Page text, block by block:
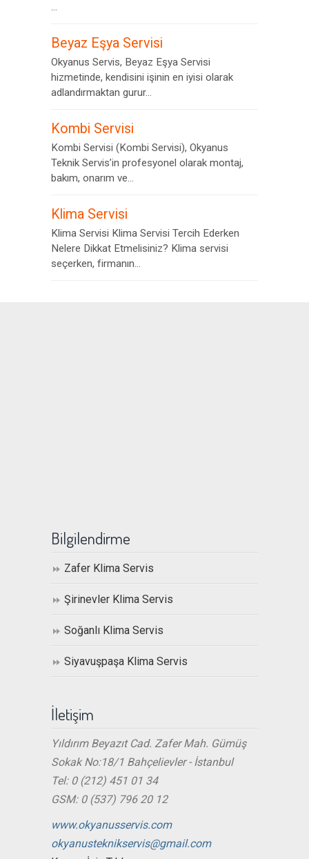
...
Beyaz Eşya Servisi
Okyanus Servis, Beyaz Eşya Servisi
hizmetinde, kendisini işinin en iyisi olarak
adlandırmaktan gurur...
Kombi Servisi
Kombi Servisi (Kombi Servisi), Okyanus
Teknik Servis’in profesyonel olarak montaj,
bakım, onarım ve...
Klima Servisi
Klima Servisi Klima Servisi Tercih Ederken
Nelere Dikkat Etmelisiniz? Klima servisi
seçerken, firmanın...
Bilgilendirme
Zafer Klima Servis
Şirinevler Klima Servis
Soğanlı Klima Servis
Siyavuşpaşa Klima Servis
İletişim
Yıldırım Beyazıt Cad. Zafer Mah. Gümüş
Sokak No:18/1 Bahçelievler - İstanbul
Tel: 0 (212) 451 01 34
GSM: 0 (537) 796 20 12
www.okyanusservis.com
okyanusteknikservis@gmail.com